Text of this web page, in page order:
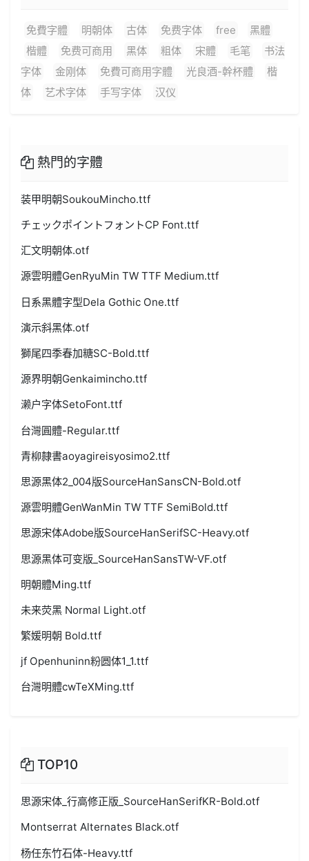
免費字體 明朝体 古体 免费字体 free
黑體
楷體
免费可商用 黑体 粗体 宋體 毛笔
书法
字体
金刚体 免費可商用字體 光良酒-幹杯體
楷
体
艺术字体 手写字体 汉仪
熱門的字體
装甲明朝SoukouMincho.ttf
チェックポイントフォントCP Font.ttf
汇文明朝体.otf
源雲明體GenRyuMin TW TTF Medium.ttf
日系黑體字型Dela Gothic One.ttf
演示斜黑体.otf
獅尾四季春加糖SC-Bold.ttf
源界明朝Genkaimincho.ttf
濑户字体SetoFont.ttf
台灣圓體-Regular.ttf
青柳隷書aoyagireisyosimo2.ttf
思源黑体2_004版SourceHanSansCN-Bold.otf
源雲明體GenWanMin TW TTF SemiBold.ttf
思源宋体Adobe版SourceHanSerifSC-Heavy.otf
思源黑体可变版_SourceHanSansTW-VF.otf
明朝體Ming.ttf
未来荧黑 Normal Light.otf
繁媛明朝 Bold.ttf
jf Openhuninn粉圆体1_1.ttf
台灣明體cwTeXMing.ttf
TOP10
思源宋体_行高修正版_SourceHanSerifKR-Bold.otf
Montserrat Alternates Black.otf
杨任东竹石体-Heavy.ttf